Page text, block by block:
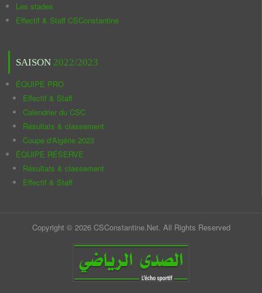
Les stades
Effectif & Staff CSConstantine
SAISON 2022/2023
ÉQUIPE PRO
Effectif & Staff
Calendrier du CSC
Résultats & classement
Coupe d'Algérie 2023
ÉQUIPE RÉSERVE
Résultats & classement
Effectif & Staff
Copyright © 2026 CSConstantine.Net. All Rights Reserved